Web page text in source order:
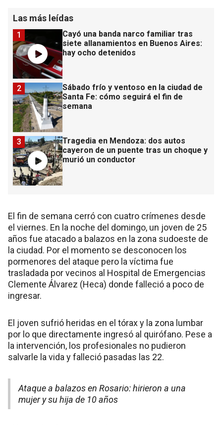
Las más leídas
Cayó una banda narco familiar tras
siete allanamientos en Buenos Aires:
hay ocho detenidos
1
Sábado frío y ventoso en la ciudad de
Santa Fe: cómo seguirá el fin de
semana
2
Tragedia en Mendoza: dos autos
cayeron de un puente tras un choque y
murió un conductor
3
El fin de semana cerró con cuatro crímenes desde
el viernes. En la noche del domingo, un joven de 25
años fue atacado a balazos en la zona sudoeste de
la ciudad. Por el momento se desconocen los
pormenores del ataque pero la víctima fue
trasladada por vecinos al Hospital de Emergencias
Clemente Álvarez (Heca) donde falleció a poco de
ingresar.
El joven sufrió heridas en el tórax y la zona lumbar
por lo que directamente ingresó al quirófano. Pese a
la intervención, los profesionales no pudieron
salvarle la vida y falleció pasadas las 22.
Ataque a balazos en Rosario: hirieron a una
mujer y su hija de 10 años